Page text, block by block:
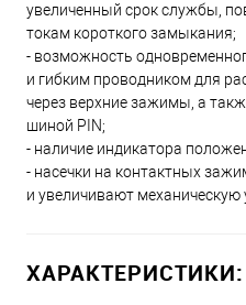
увеличенный срок службы,
токам короткого замыкания;
- возможность
и гибким проводником для
через верхние зажимы, а
шиной PIN;
- наличие индикатора
- насечки на контактных
и увеличивают механическую
ХАРАКТЕРИСТИКИ: